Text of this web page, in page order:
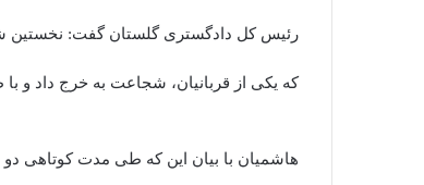
رئیس کل دادگستری گلستان گفت: نخستین
که یکی از قربانیان، شجاعت به خرج داد و
هاشمیان با بیان این که طی مدت کوتاهی دو